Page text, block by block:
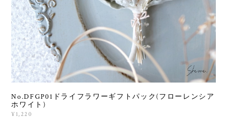
No.DFGP01ドライフラワーギフトパック(フローレンシア
ホワイト)
¥1,220